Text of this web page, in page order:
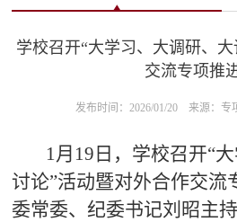
学校召开“大学习、大调研、
交流专项推
发布时间：2026/01/20 来源：专
1月19日，学校召开“
讨论”活动暨对外合作交流
委常委、纪委书记刘昭主